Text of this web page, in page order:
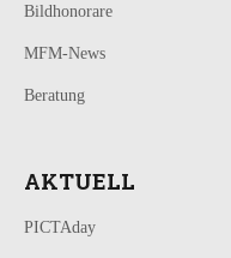
Bildhonorare
MFM-News
Beratung
AKTUELL
PICTAday